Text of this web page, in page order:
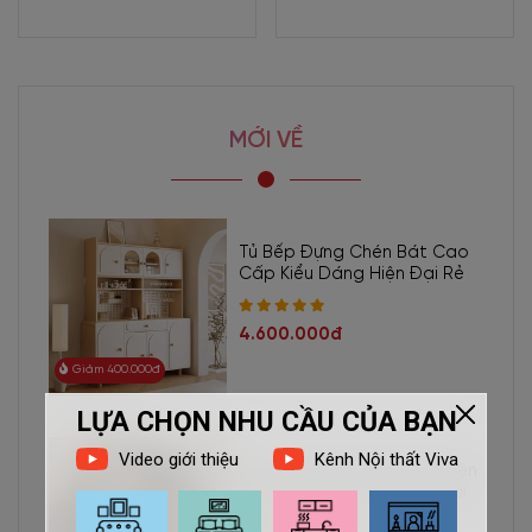
khả năng chống xước, chống ẩm tốt. Đặc biệt, rất dễ dàng để vệ
hợp với các doanh nghiệp có trào lưu sống xanh, bảo vệ môi
trường.
MỚI VỀ
Giảm 400.000đ
Tủ Bếp Đựng Chén Bát Cao
Cấp Kiểu Dáng Hiện Đại Rẻ
4.600.000đ
Tủ Chạn Bát Gỗ Sồi Tự Nhiên
Kết Hợp Cách Kính Hiện Đại